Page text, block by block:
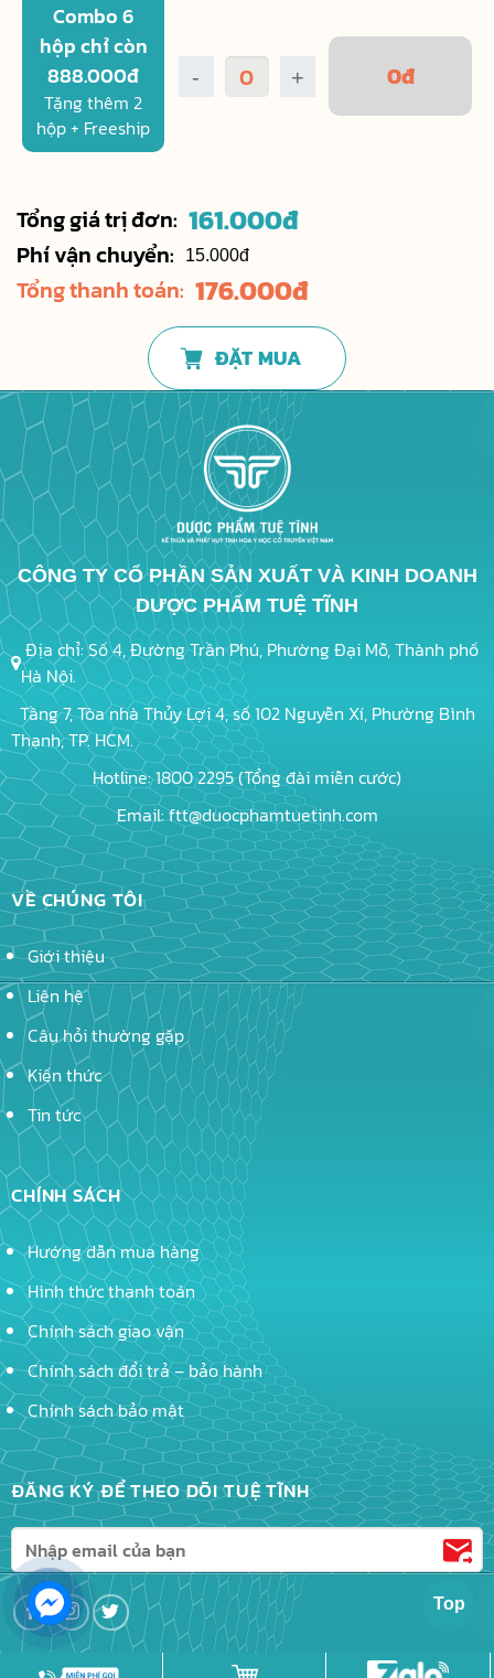
Combo 6
hộp chỉ còn
888.000đ
Tặng thêm 2
hộp + Freeship
- + 0đ
Tổng giá trị đơn: 161.000đ
Phí vận chuyển: 15.000đ
Tổng thanh toán: 176.000đ
ĐẶT MUA
CÔNG TY CỔ PHẦN SẢN XUẤT VÀ KINH DOANH
DƯỢC PHẨM TUỆ TĨNH
Địa chỉ: Số 4, Đường Trần Phú, Phường Đại Mỗ, Thành phố
Hà Nội.
Tầng 7, Tòa nhà Thủy Lợi 4, số 102 Nguyễn Xí, Phường Bình
Thạnh, TP. HCM.
Hotline: 1800 2295 (Tổng đài miễn cước)
Email: ftt@duocphamtuetinh.com
VỀ CHÚNG TÔI
Giới thiệu
Liên hệ
Câu hỏi thường gặp
Kiến thức
Tin tức
CHÍNH SÁCH
Hướng dẫn mua hàng
Hình thức thanh toán
Chính sách giao vận
Chính sách đổi trả – bảo hành
Chính sách bảo mật
ĐĂNG KÝ ĐỂ THEO DÕI TUỆ TĨNH